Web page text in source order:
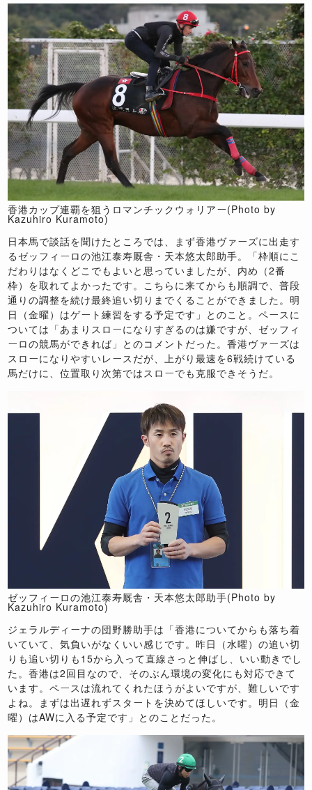
香港カップ連覇を狙うロマンチックウォリアー(Photo by
Kazuhiro Kuramoto)
日本馬で談話を聞けたところでは、まず香港ヴァーズに出走す
るゼッフィーロの池江泰寿厩舎・天本悠太郎助手。「枠順にこ
だわりはなくどこでもよいと思っていましたが、内め（2番
枠）を取れてよかったです。こちらに来てからも順調で、普段
通りの調整を続け最終追い切りまでくることができました。明
日（金曜）はゲート練習をする予定です」とのこと。ペースに
ついては「あまりスローになりすぎるのは嫌ですが、ゼッフィ
ーロの競馬ができれば」とのコメントだった。香港ヴァーズは
スローになりやすいレースだが、上がり最速を6戦続けている
馬だけに、位置取り次第ではスローでも克服できそうだ。
ゼッフィーロの池江泰寿厩舎・天本悠太郎助手(Photo by
Kazuhiro Kuramoto)
ジェラルディーナの団野勝助手は「香港についてからも落ち着
いていて、気負いがなくいい感じです。昨日（水曜）の追い切
りも追い切りも 15から入って直線さっと伸ばし、いい動きでし
た。香港は2回目なので、そのぶん環境の変化にも対応できて
います。ペースは流れてくれたほうがよいですが、難しいです
よね。まずは出遅れずスタートを決めてほしいです。明日（金
曜）はAWに入る予定です」とのことだった。